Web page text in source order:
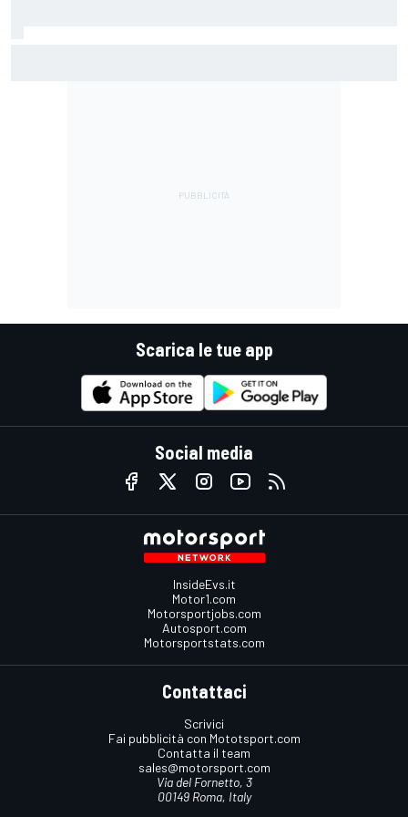
Scarica le tue app
Social media
InsideEvs.it
Motor1.com
Motorsportjobs.com
Autosport.com
Motorsportstats.com
Contattaci
Scrivici
Fai pubblicità con Mototsport.com
Contatta il team
sales@motorsport.com
Via del Fornetto, 3
00149 Roma, Italy